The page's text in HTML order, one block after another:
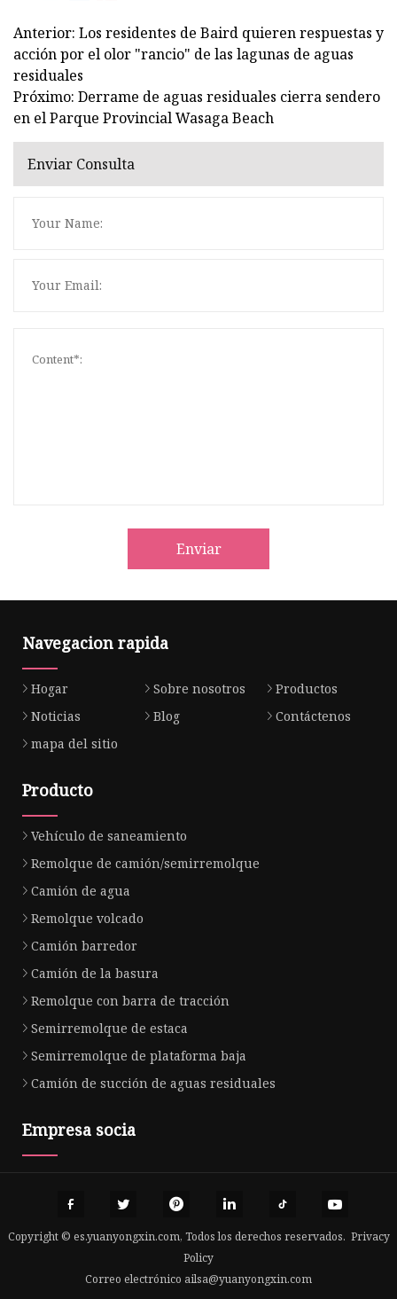
Anterior: Los residentes de Baird quieren respuestas y
acción por el olor "rancio" de las lagunas de aguas
residuales
Próximo: Derrame de aguas residuales cierra sendero
en el Parque Provincial Wasaga Beach
Enviar Consulta
Enviar
Navegacion rapida
Hogar Sobre nosotros
Productos
Noticias
Blog
Contáctenos
mapa del sitio
Producto
Vehículo de saneamiento
Remolque de camión/semirremolque
Camión de agua
Remolque volcado
Camión barredor
Camión de la basura
Remolque con barra de tracción
Semirremolque de estaca
Semirremolque de plataforma baja
Camión de succión de aguas residuales
Empresa socia
Copyright © es.yuanyongxin.com, Todos los derechos reservados. Privacy
Policy
Correo electrónico ailsa@yuanyongxin.com